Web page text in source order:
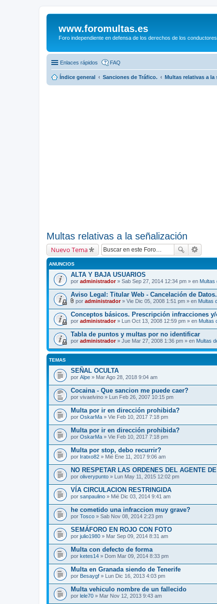
www.foromultas.es
Foro independiente en defensa de los derechos de los conductores.
Enlaces rápidos FAQ
Índice general Sanciones de Tráfico. Multas relativas a la
Multas relativas a la señalización
Nuevo Tema
ANUNCIOS
ALTA Y BAJA USUARIOS
por administrador» Sab Sep 27, 2014 12:34 pm » en Multas
Aviso Legal: Titular Web - Cancelación de Datos.
A
d
j
u
n
t
o
s
por administrador» Vie Dic 05, 2008 1:51 pm » en Multas
Conceptos básicos. Prescripción infracciones
por administrador» Lun Oct 13, 2008 12:59 pm » en Multas
Tabla de puntos y multas por no identificar
por administrador» Jue Mar 27, 2008 1:36 pm » en Multas
TEMAS
SEÑAL OCULTA
por Alpe » Mar Ago 28, 2018 9:04 am
Cocaina - Que sancion me puede caer?
por vivaelvino » Lun Feb 26, 2007 10:15 pm
Multa por ir en dirección prohibida?
por OskarMa » Vie Feb 10, 2017 7:18 pm
Multa por ir en dirección prohibida?
por OskarMa » Vie Feb 10, 2017 7:18 pm
Multa por stop, debo recurrir?
por Iratxo82 » Mié Ene 11, 2017 9:06 am
NO RESPETAR LAS ORDENES DEL AGENTE
por oliverypunto » Lun May 11, 2015 12:02 pm
VÍA CIRCULACION RESTRINGIDA
por sanpaulino » Mié Dic 03, 2014 9:41 am
he cometido una infraccion muy grave?
por Tosco » Sab Nov 08, 2014 2:23 pm
SEMÁFORO EN ROJO CON FOTO
por julio1980 » Mar Sep 09, 2014 8:31 am
Multa con defecto de forma
por ketes14 » Dom Mar 09, 2014 8:33 pm
Multa en Granada siendo de Tenerife
por Besaygf » Lun Dic 16, 2013 4:03 pm
Multa vehiculo nombre de un fallecido
por lele70 » Mar Nov 12, 2013 9:43 am